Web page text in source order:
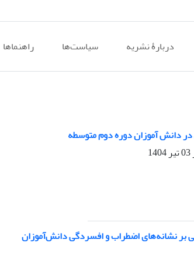
دربارۀ نشریه سیاست‌ها راهنماها
در دانش آموزان دوره دوم متوسطه
03 تیر 1404
بر نشانه‌های اضطراب و افسردگی دانش‌آموزان